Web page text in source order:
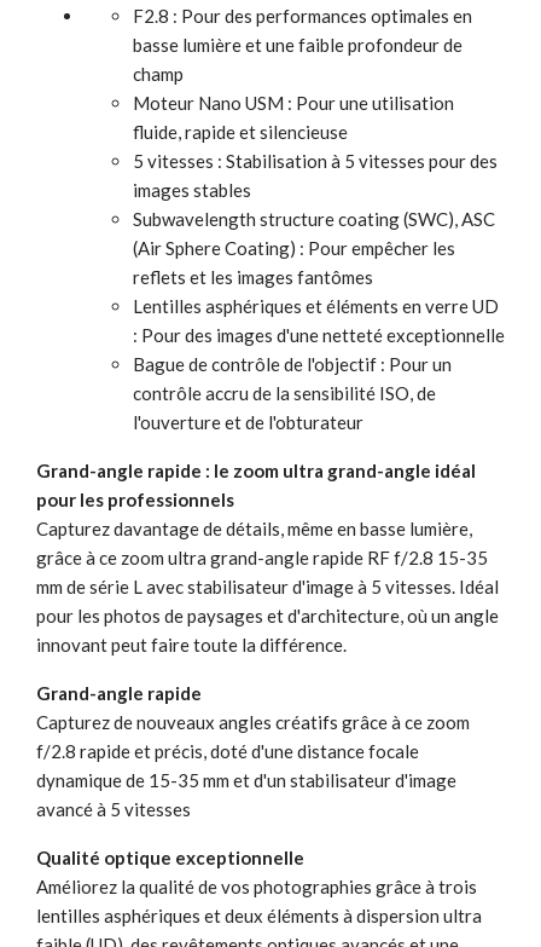
F2.8 : Pour des performances optimales en
basse lumière et une faible profondeur de
champ
Moteur Nano USM : Pour une utilisation
fluide, rapide et silencieuse
5 vitesses : Stabilisation à 5 vitesses pour des
images stables
Subwavelength structure coating (SWC), ASC
(Air Sphere Coating) : Pour empêcher les
reflets et les images fantômes
Lentilles asphériques et éléments en verre UD
: Pour des images d'une netteté exceptionnelle
Bague de contrôle de l'objectif : Pour un
contrôle accru de la sensibilité ISO, de
l'ouverture et de l'obturateur
Grand-angle rapide : le zoom ultra grand-angle idéal
pour les professionnels
Capturez davantage de détails, même en basse lumière,
grâce à ce zoom ultra grand-angle rapide RF f/2.8 15-35
mm de série L avec stabilisateur d'image à 5 vitesses. Idéal
pour les photos de paysages et d'architecture, où un angle
innovant peut faire toute la différence.
Grand-angle rapide
Capturez de nouveaux angles créatifs grâce à ce zoom
f/2.8 rapide et précis, doté d'une distance focale
dynamique de 15-35 mm et d'un stabilisateur d'image
avancé à 5 vitesses
Qualité optique exceptionnelle
Améliorez la qualité de vos photographies grâce à trois
lentilles asphériques et deux éléments à dispersion ultra